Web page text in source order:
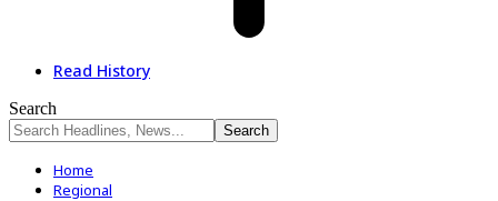
Read History
Search
Home
Regional